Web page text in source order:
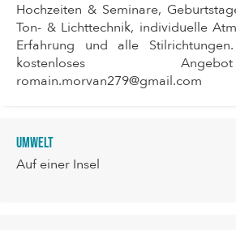
Hochzeiten & Seminare,
Ton- & Lichttechnik, individuelle
Erfahrung und alle
kostenloses
romain.morvan279@gmail.com
Umwelt
Auf einer Insel